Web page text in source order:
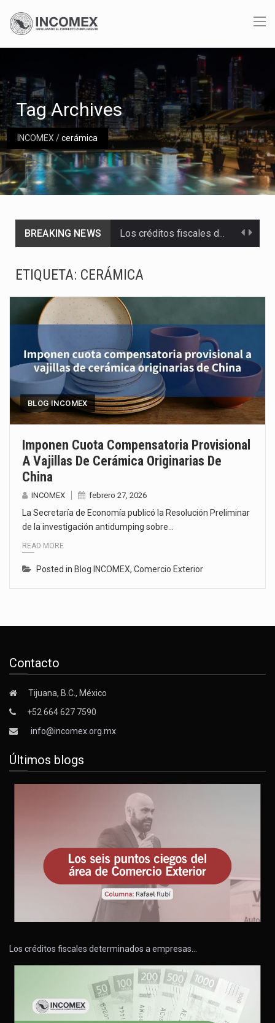
INCOMEX/cerámica
Tag Archives
BREAKING NEWS
El derecho a la previsibilidad de los horarios de trabajo en turnos rotativos podría ser…
ETIQUETA: CERÁMICA
BLOG INCOMEX
Imponen Cuota Compensatoria Provisional
A Vajillas De Cerámica Originarias De
China
INCOMEX febrero 27, 2026
La Secretaría de Economía publicó la Resolución Preliminar
de la investigación antidumping sobre…
READ MORE
Posted in Blog INCOMEX, Comercio Exterior
Contacto
Tijuana, B.C., México
+52 664 627 7590
info@incomex.org.mx
Últimos blogs
Los créditos fiscales determinados a empresas…